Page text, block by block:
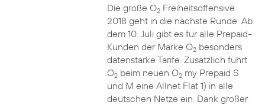
Die große O2Freiheitsoffensive
2018 geht in die nächste Runde: Ab
dem 10. Juli gibt es für alle Prepaid-
Kunden der Marke O2besonders
datenstarke Tarife. Zusätzlich führt
O2beim neuen O2my Prepaid S
und M eine Allnet Flat 1) in alle
deutschen Netze ein. Dank großer